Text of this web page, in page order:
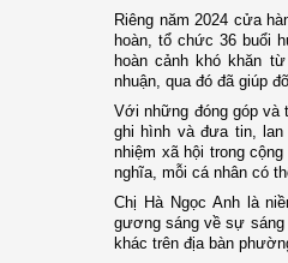
Riêng năm 2024 cửa
hoàn, tổ chức 36 buổi
hoàn cảnh khó khăn
nhuận, qua đó đã giúp
Với những đóng góp và
ghi hình và đưa tin,
nhiệm xã hội trong
nghĩa, mỗi cá nhân có
Chị Hà Ngọc Anh là
gương sáng về sự sáng
khác trên địa bàn